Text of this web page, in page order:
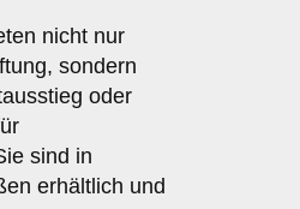
nicht nur
sondern
oder
sind in
erhältlich und